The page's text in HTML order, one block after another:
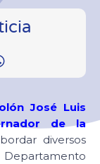
José Luis
de la
diversos
Departamento